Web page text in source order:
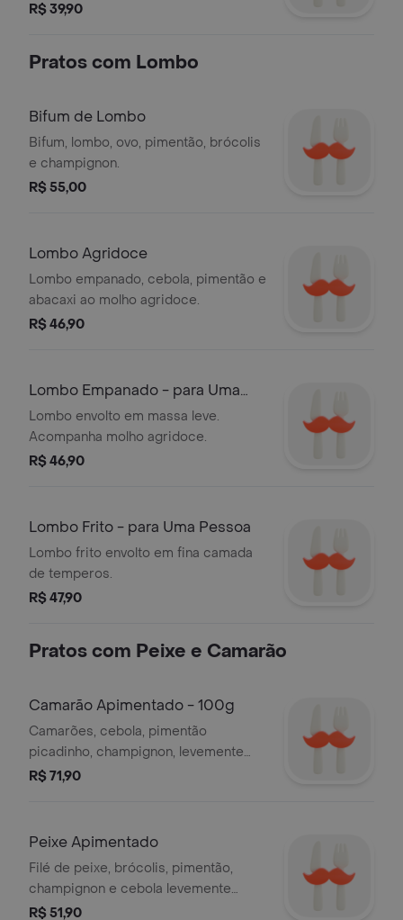
R$ 39,90
Pratos com Lombo
Bifum de Lombo
Bifum, lombo, ovo, pimentão, brócolis
e champignon.
R$ 55,00
Lombo Agridoce
Lombo empanado, cebola, pimentão e
abacaxi ao molho agridoce.
R$ 46,90
Lombo Empanado - para Uma
Pessoa
Lombo envolto em massa leve.
Acompanha molho agridoce.
R$ 46,90
Lombo Frito - para Uma Pessoa
Lombo frito envolto em fina camada
de temperos.
R$ 47,90
Pratos com Peixe e Camarão
Camarão Apimentado - 100g
Camarões, cebola, pimentão
picadinho, champignon, levemente
apimentados.
R$ 71,90
Peixe Apimentado
Filé de peixe, brócolis, pimentão,
champignon e cebola levemente
apimentados.
R$ 51,90